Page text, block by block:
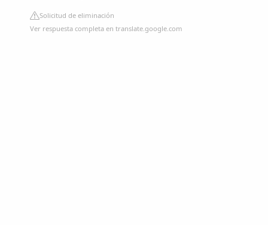
Solicitud de eliminación
Ver respuesta completa en translate.google.com